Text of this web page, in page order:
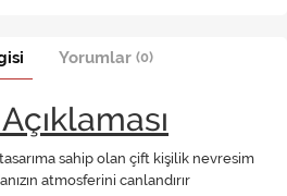
Yorumlar (0)
sahip olan çift kişilik nevresim
atmosferini canlandırır